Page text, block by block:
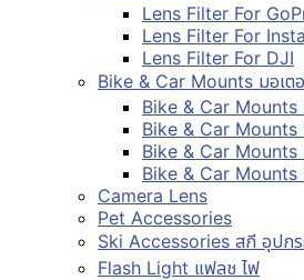
Lens Filter For
Lens Filter For
Lens Filter For DJI
Bike & Car Mounts มอเต
Bike & Car Mounts
Bike & Car Mounts
Bike & Car Mounts
Bike & Car
Camera Lens
Pet Accessories
Ski Accessories สกี อุปก
Flash Light แฟลช ไฟ